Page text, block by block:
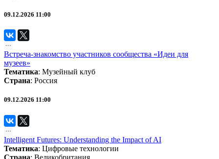
09.12.2026 11:00
Встреча-знакомство участников сообщества «Идеи для
музеев»
Тематика: Музейный клуб
Страна: Россия
09.12.2026 11:00
Intelligent Futures: Understanding the Impact of AI
Тематика: Цифровые технологии
Страна: Великобритания